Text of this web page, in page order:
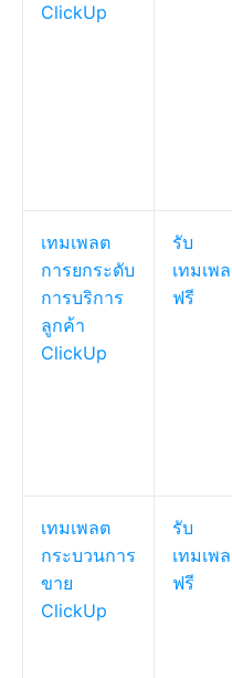
ClickUp
เทมเพลต
การยกระดับ
การบริการ
ลูกค้า
ClickUp
รับ
เทมเพ
ฟรี
เทมเพลต
กระบวนการ
ขาย
ClickUp
รับ
เทมเพ
ฟรี